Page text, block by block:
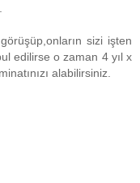
sizi işten
edilirse o zaman 4 yıl x
alabilirsiniz.